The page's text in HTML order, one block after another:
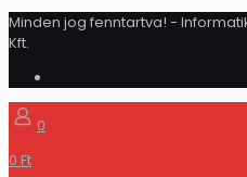
Minden jog fenntartva! -
Kft.
0
0 Ft